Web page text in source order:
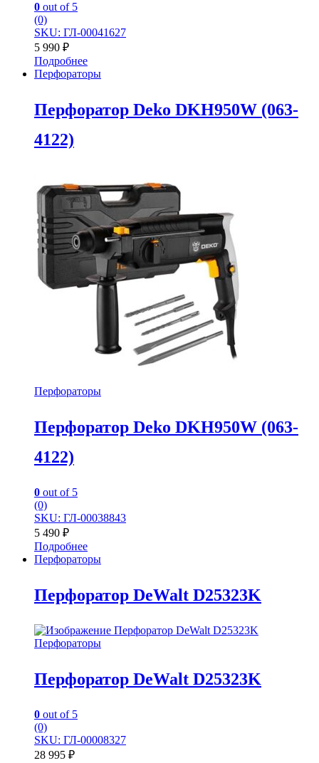
0 out of 5
(0)
SKU: ГЛ-00041627
5 990 ₽
Подробнее
Перфораторы
Перфоратор Deko DKH950W (063-
4122)
Перфораторы
Перфоратор Deko DKH950W (063-
4122)
0 out of 5
(0)
SKU: ГЛ-00038843
5 490 ₽
Подробнее
Перфораторы
Перфоратор DeWalt D25323K
Перфораторы
Перфоратор DeWalt D25323K
0 out of 5
(0)
SKU: ГЛ-00008327
28 995 ₽